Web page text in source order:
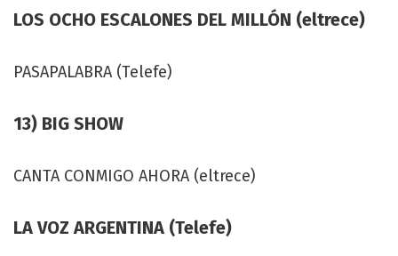
LOS OCHO ESCALONES DEL MILLÓN (eltrece)
PASAPALABRA (Telefe)
13) BIG SHOW
CANTA CONMIGO AHORA (eltrece)
LA VOZ ARGENTINA (Telefe)